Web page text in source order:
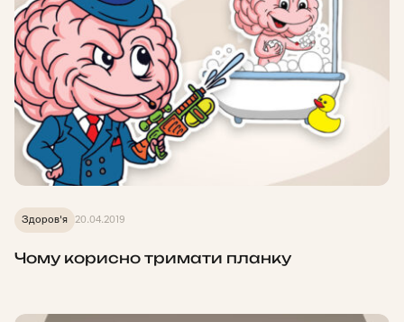
Здоров'я 20.04.2019
Чому корисно тримати планку